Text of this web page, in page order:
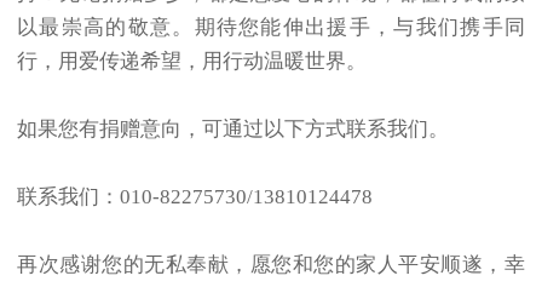
以最崇高的敬意。期待您能伸出援手，与我们携手同
行，用爱传递希望，用行动温暖世界。
如果您有捐赠意向，可通过以下方式联系我们。
联系我们 ：010-82275730/13810124478
再次感谢您的无私奉献，愿您和您的家人平安顺遂，幸